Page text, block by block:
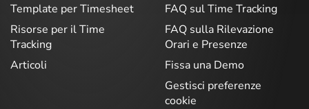
Template per Timesheet
Risorse per il Time
Tracking
Articoli
FAQ sul Time Tracking
FAQ sulla Rilevazione
Orari e Presenze
Fissa una Demo
Gestisci preferenze
cookie